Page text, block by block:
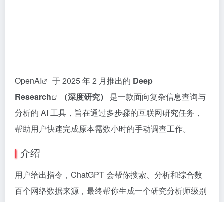
OpenAI 于 2025 年 2 月推出的 Deep
Research
（深度研究）
是一款面向复杂信息查询与
分析的 AI 工具，旨在通过多步骤的互联网研究任务，
帮助用户快速完成原本需数小时的手动调查工作。
介绍
用户给出指令，ChatGPT 会帮你搜索、分析和综合数
百个网络数据来源，最终帮你生成一个研究分析师级别